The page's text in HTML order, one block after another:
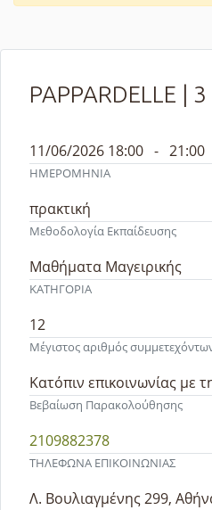
PAPPARDELLE |
ΗΜΕΡΟΜΗΝΙΑ
11/06/2026 18:00 - 21:00
Μεθοδολογία Εκπαίδευσης
πρακτική
ΚΑΤΗΓΟΡΙΑ
Μαθήματα Μαγειρικής
Μέγιστος αριθμός
12
Βεβαίωση Παρακολούθησης
Κατόπιν επικοινωνίας με
ΤΗΛΕΦΩΝΑ ΕΠΙΚΟΙΝΩΝΙΑΣ
2109882378
Λ. Βουλιαγμένης 299,